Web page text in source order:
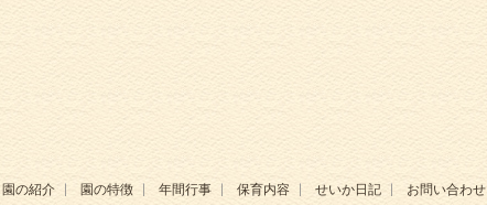
園の紹介 園の特徴 年間行事 保育内容 せいか日記 お問い合わせ